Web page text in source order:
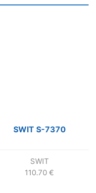
SWIT S-7370
SWIT
110.70 €